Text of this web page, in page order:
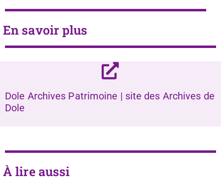
En savoir plus
Dole Archives Patrimoine | site des Archives de
Dole
À lire aussi